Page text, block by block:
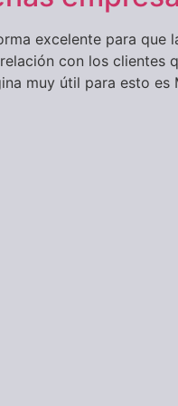
excelente para que
con los clientes
muy útil para esto es